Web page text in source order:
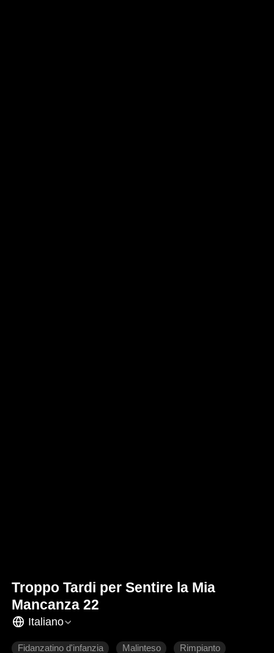
Troppo Tardi per Sentire la Mia
Mancanza 22
Italiano
Fidanzatino d'infanzia Malinteso Rimpianto